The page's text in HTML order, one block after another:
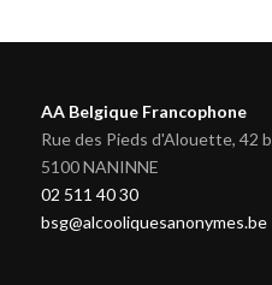
AA Belgique Francophone
Rue des Pieds d'Alouette, 42 b
5100 NANINNE
02 511 40 30
bsg@alcooliquesanonymes.be